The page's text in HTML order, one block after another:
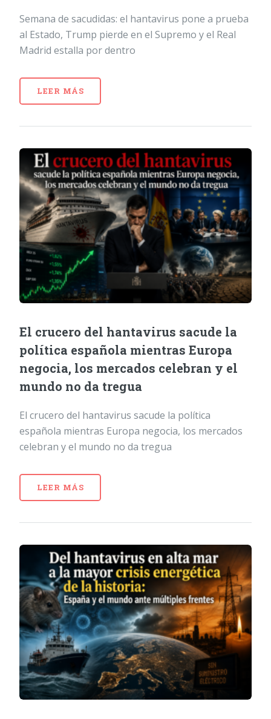
Semana de sacudidas: el hantavirus pone a prueba
al Estado, Trump pierde en el Supremo y el Real
Madrid estalla por dentro
LEER MÁS
El crucero del hantavirus sacude la
política española mientras Europa
negocia, los mercados celebran y el
mundo no da tregua
El crucero del hantavirus sacude la política
española mientras Europa negocia, los mercados
celebran y el mundo no da tregua
LEER MÁS